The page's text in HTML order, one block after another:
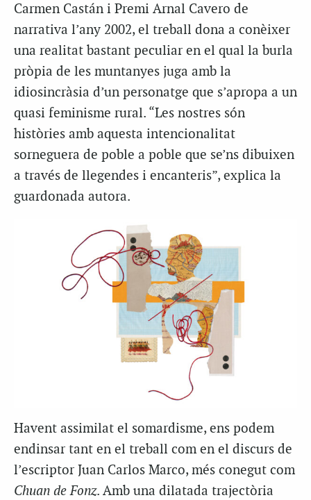
Carmen Castán i Premi Arnal Cavero de
narrativa l’any 2002, el treball dona a conèixer
una realitat bastant peculiar en el qual la burla
pròpia de les muntanyes juga amb la
idiosincràsia d’un personatge que s’apropa a un
quasi feminisme rural. “Les nostres són
històries amb aquesta intencionalitat
sorneguera de poble a poble que se’ns dibuixen
a través de llegendes i encanteris”, explica la
guardonada autora.
Havent assimilat el somardisme, ens podem
endinsar tant en el treball com en el discurs de
l’escriptor Juan Carlos Marco, més conegut com
Chuan de Fonz. Amb una dilatada trajectòria